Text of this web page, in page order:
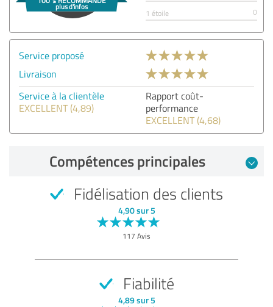
1 étoile
0
Service proposé
Livraison
Service à la clientèle
EXCELLENT (4,89)
Rapport coût-
performance
EXCELLENT (4,68)
Compétences principales
Fidélisation des clients
4,90 sur 5
117 Avis
Fiabilité
4,89 sur 5